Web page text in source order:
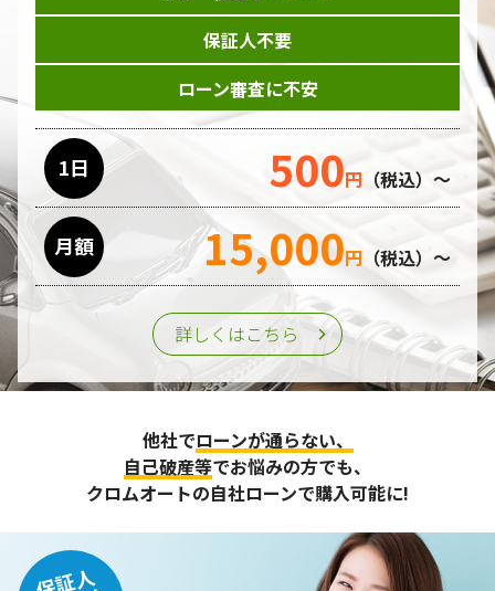
資料のご請求や各サービス等のお申し込みなど、当ホームペ
ージのサービス提供過程で、氏名、連絡先、勤務先等の個人
情報を書面、電子媒体、ウェブ等を介して収集致します。
委託先の管理･監督
利用目的の遂行のために業務を委託する場合、個人情報の取
り扱いに関する委託先の適正な管理・監督をおこないます。
第三者への提供
個人情報は、ご本人の同意を得た場合または法令の定めがあ
る場合を除き、第三者に提供することはいたしません。
失、破壊、改ざん及び漏えいなどに対する予防ならびに是正
に努め、合理的な安全対策を講じます。
また、個人情報保護に関する法令およびその他の規範を遵守
するとともに、この方針に基づく個人情報保護規程や体制を
定め、その内容を継続的に見直し、改善に努めます。
保証人不要
ローン審査に不安
1日 500円 （税込）～
月額 15,000円 （税込）～
詳しくはこちら
他社でローンが通らない、
自己破産等でお悩みの方でも、
クロムオートの自社ローンで購入可能に!
保証人